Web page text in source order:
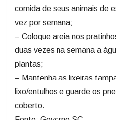
vez por semana;
duas vezes na semana a
plantas;
– Mantenha as lixeiras
lixo/entulhos e guarde os
coberto.
Fonte: Governo SC